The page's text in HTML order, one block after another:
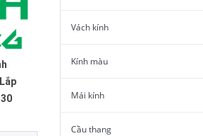
Vách kính
Kính màu
Mái kính
Cầu thang